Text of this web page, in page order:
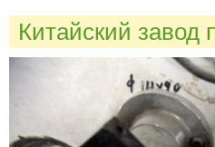
Китайский завод